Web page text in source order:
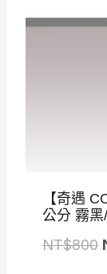
【奇遇
公分 霧
NT$800